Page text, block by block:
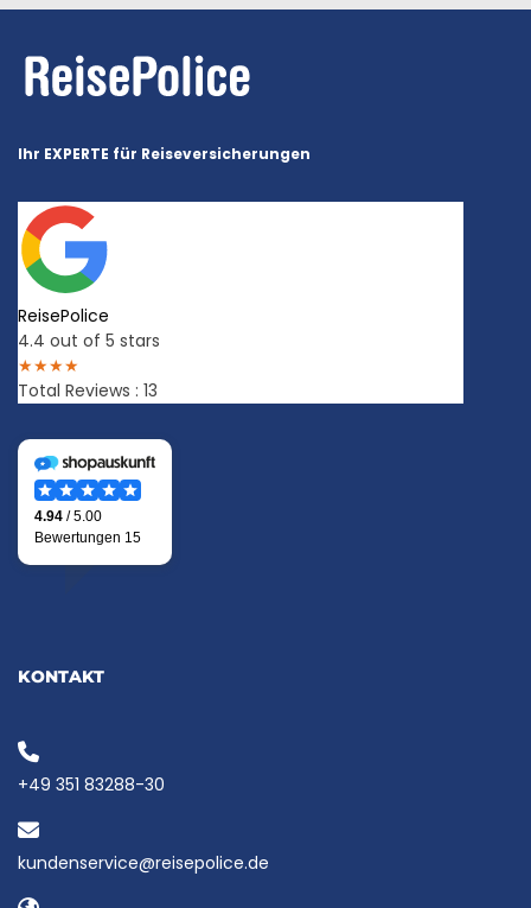
Ihr EXPERTE für Reiseversicherungen
ReisePolice
4.4 out of 5 stars
★★★★
Total Reviews : 13
KONTAKT
+49 351 83288-30
kundenservice@reisepolice.de